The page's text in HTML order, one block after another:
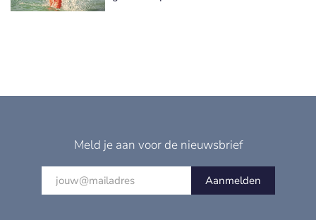
Meld je aan voor de nieuwsbrief
Aanmelden